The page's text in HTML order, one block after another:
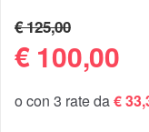
€ 125,00
€ 100,00
o con 3 rate da€